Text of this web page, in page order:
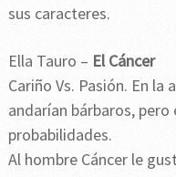
sus caracteres.
Ella Tauro – El Cáncer
Cariño Vs. Pasión. En
andarían bárbaros,
probabilidades.
Al hombre Cáncer le